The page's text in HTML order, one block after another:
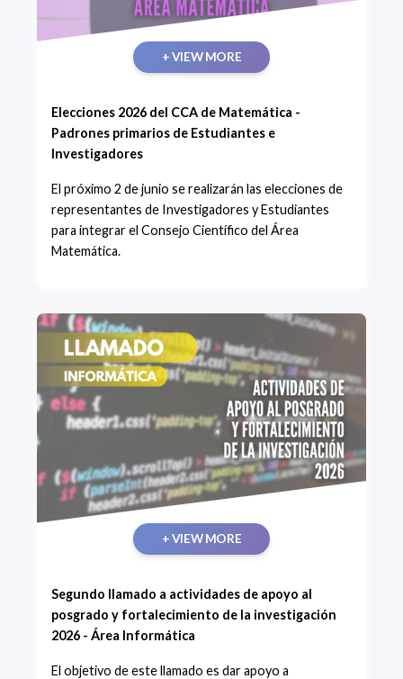
+ VIEW MORE
Elecciones 2026 del CCA de Matemática -
Padrones primarios de Estudiantes e
Investigadores
El próximo 2 de junio se realizarán las elecciones de
representantes de Investigadores y Estudiantes
para integrar el Consejo Científico del Área
Matemática.
+ VIEW MORE
Segundo llamado a actividades de apoyo al
posgrado y fortalecimiento de la investigación
2026 - Área Informática
El objetivo de este llamado es dar apoyo a